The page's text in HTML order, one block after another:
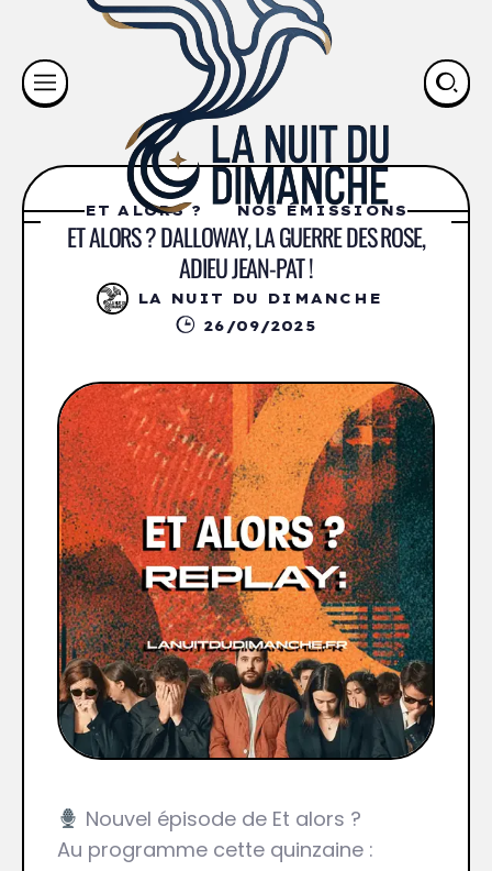
ET ALORS ? NOS ÉMISSIONS
ET ALORS ? DALLOWAY, LA GUERRE DES ROSE,
ADIEU JEAN-PAT !
LA NUIT DU DIMANCHE
26/09/2025
Nouvel épisode de Et alors ?
Au programme cette quinzaine :